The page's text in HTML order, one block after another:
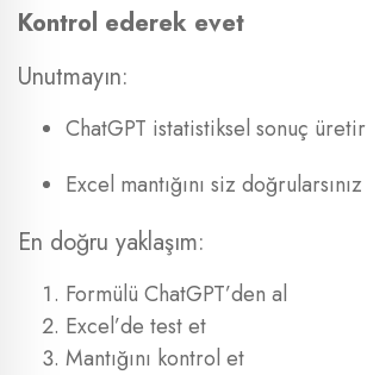
Kontrol ederek evet
Unutmayın:
ChatGPT istatistiksel sonuç üretir
Excel mantığını siz doğrularsınız
En doğru yaklaşım:
Formülü ChatGPT’den al
Excel’de test et
Mantığını kontrol et